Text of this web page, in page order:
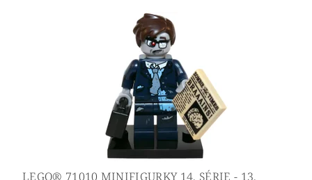
LEGO® 71010 MINIFIGURKY 14. SÉRIE - 13.